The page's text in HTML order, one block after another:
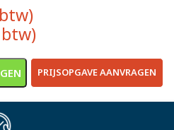
PRIJSOPGAVE AANVRAGEN